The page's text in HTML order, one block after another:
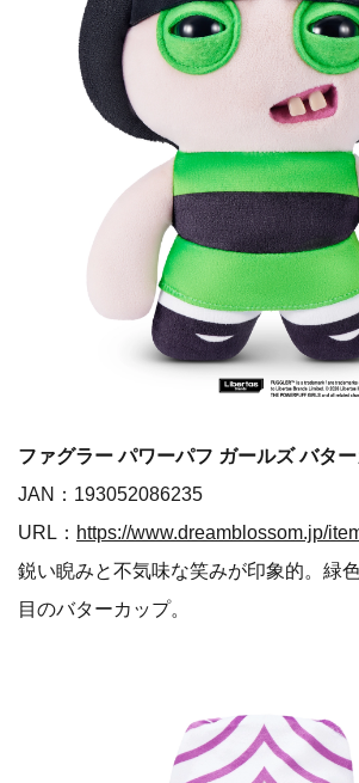
ファグラー パワーパフ ガールズ バタ
JAN：193052086235
URL： https://www.dreamblossom.jp/
鋭い睨みと不気味な笑みが印象的。緑
目のバターカップ。